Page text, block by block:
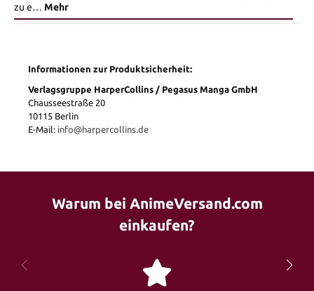
zu e… Mehr
Informationen zur Produktsicherheit:
Verlagsgruppe HarperCollins / Pegasus Manga GmbH
Chausseestraße 20
10115 Berlin
E-Mail: info@harpercollins.de
Warum bei AnimeVersand.com
einkaufen?